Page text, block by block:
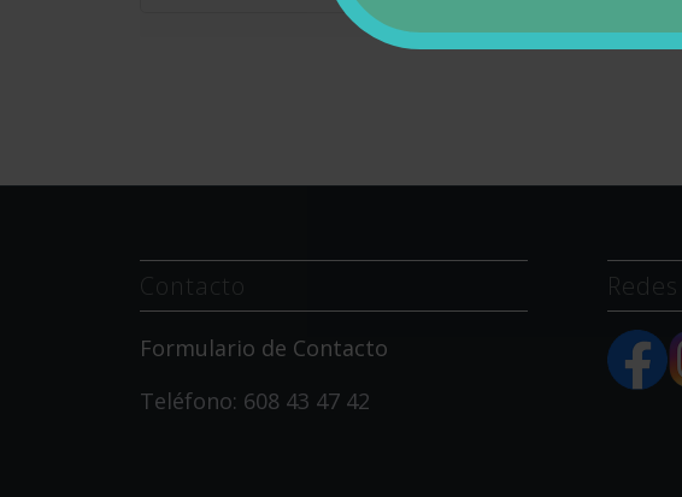
Contacto
Formulario de Contacto
Teléfono: 608 43 47 42